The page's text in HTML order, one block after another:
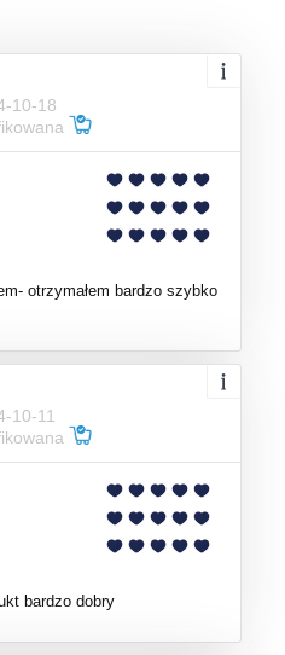
10-18
otrzymałem bardzo szybko
10-11
bardzo dobry